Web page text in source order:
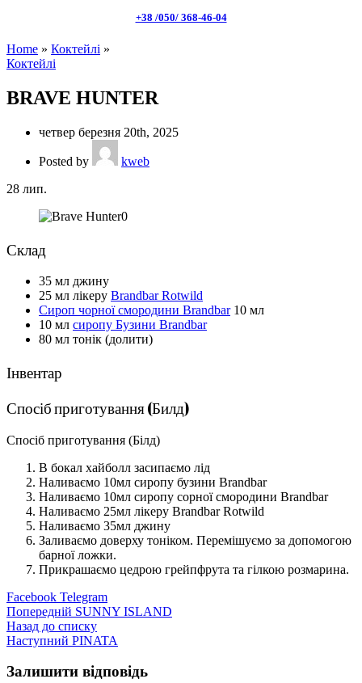
+38 /050/ 368-46-04
Home » Коктейлі »
Коктейлі
BRAVE HUNTER
четвер березня 20th, 2025
Posted by
kweb
28 лип.
Склад
35 мл джину
25 мл лікеру Brandbar Rotwild
Сироп чорної смородини Brandbar10 мл
10 мл сиропу Бузини Brandbar
80 мл тонік (долити)
Інвентар
Спосіб приготування (Билд)
Спосіб приготування (Білд)
В бокал хайболл засипаємо лід
Наливаємо 10мл сиропу бузини Brandbar
Наливаємо 10мл сиропу сорної смородини Brandbar
Наливаємо 25мл лікеру Brandbar Rotwild
Наливаємо 35мл джину
Заливаємо доверху тоніком. Перемішуємо за допомогою
барної ложки.
Прикрашаємо цедрою грейпфрута та гілкою розмарина.
Facebook Telegram
Попередній SUNNY ISLAND
Назад до списку
Наступний PINATA
Залишити відповідь